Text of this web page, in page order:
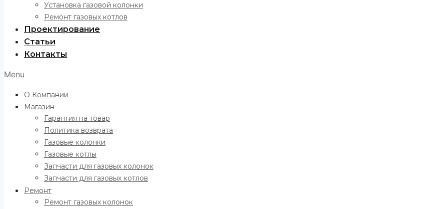
Установка газовой колонки
Ремонт газовых котлов
Проектирование
Статьи
Контакты
Menu
О Компании
Магазин
Гарантия на товар
Политика возврата
Газовые колонки
Газовые котлы
Запчасти для газовых колонок
Запчасти для газовых котлов
Ремонт
Ремонт газовых колонок